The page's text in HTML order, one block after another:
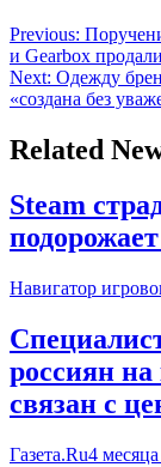
Previous:
и Gearbox продали
Next: Одежду
«создана без
Related
Steam
Навигатор
россиян
связан с
Газета.Ru4